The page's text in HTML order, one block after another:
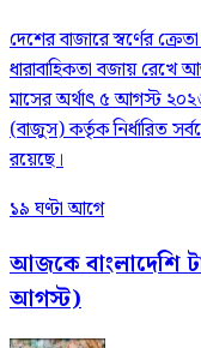
দেশের বাজারে স্বর্ণের
ধারাবাহিকতা বজায় রেখে
মাসের অর্থাৎ ৫ আগস্ট
(বাজুস) কর্তৃক নির্ধারিত
রয়েছে।
১৯ ঘণ্টা আগে
আজকে বাংলাদেশি
আগস্ট)